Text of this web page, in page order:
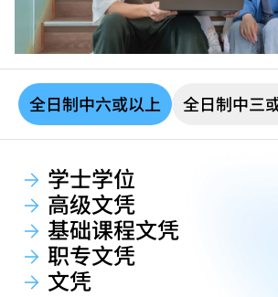
全日制中六或以上 全日制中三
学士学位
高级文凭
基础课程文凭
职专文凭
文凭